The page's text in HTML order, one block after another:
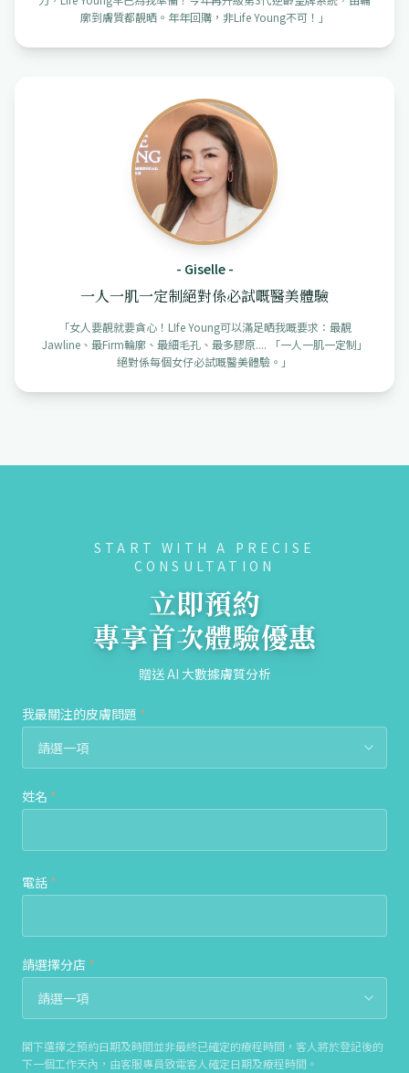
廓到膚質都靚晒。年年回購，非Life Young不可！ 」
- Giselle-
一人一肌一定制絕對係必試嘅醫美體驗
「女人要靚就要貪心！LIfe Young可以滿足晒我嘅要求：最靚
Jawline、最Firm輪廓、最細毛孔、最多膠原.... 「一人一肌一定制」
絕對係每個女仔必試嘅醫美體驗。 」
START WITH A PRECISE
CONSULTATION
立即預約
專享首次體驗優惠
贈送 AI 大數據膚質分析
我最關注的皮膚問題 *
姓名 *
電話 *
請選擇分店 *
閣下選擇之預約日期及時間並非最終已確定的療程時間，客人將於登記後的
下一個工作天內，由客服專員致電客人確定日期及療程時間。